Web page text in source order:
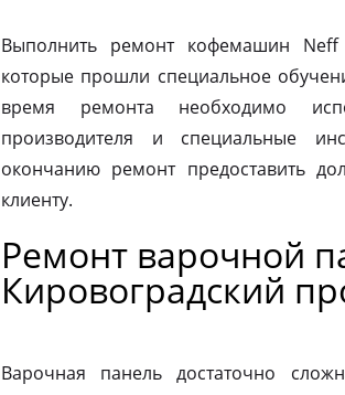
Выполнить ремонт кофемашин
которые прошли специальное
время ремонта необходимо
производителя и специальные
окончанию ремонт предоставить
клиенту.
Ремонт варочной
Кировоградский
Варочная панель достаточно